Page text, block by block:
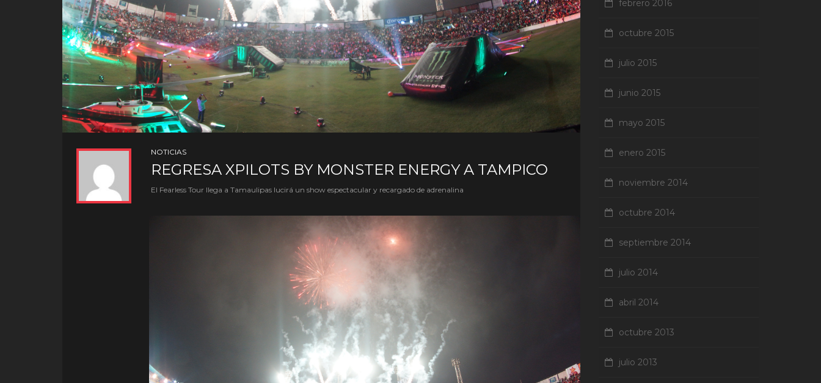
NOTICIAS
REGRESA XPILOTS BY MONSTER ENERGY A TAMPICO
El Fearless Tour llega a Tamaulipas lucirá un show espectacular y recargado de adrenalina
febrero 2016
octubre 2015
julio 2015
junio 2015
mayo 2015
enero 2015
noviembre 2014
octubre 2014
septiembre 2014
julio 2014
abril 2014
octubre 2013
julio 2013